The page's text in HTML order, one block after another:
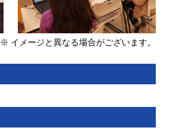
※ イメージと異なる場合がございます。